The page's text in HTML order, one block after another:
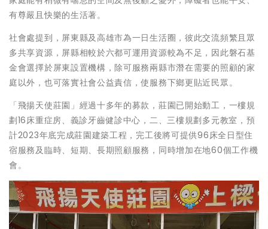
有尊嚴且快樂的生活著。
社會處提到，屏東縣及高雄市為一日生活圈，彼此交流頻繁且眾
多共享資源，屏縣相較於六都可運用資源較為不足，因此磐石基
金會選擇於屏東設置機構，除可服務兩縣市潛在需要的照顧的家
庭以外，也可落實社會公益責信，使服務下鄉更貼近民眾。
「飛揚天使莊園」經過十多年的募款，莊園已開始動工，一樓規
劃16床重症房、義診牙齒健診中心，二、三樓規劃多元教室，預
計2023年底完成莊園建築工程，完工後將可提供96床全日型住
宿服務及臨時、短期、長期照顧服務，同時增加在地60個工作機
會。